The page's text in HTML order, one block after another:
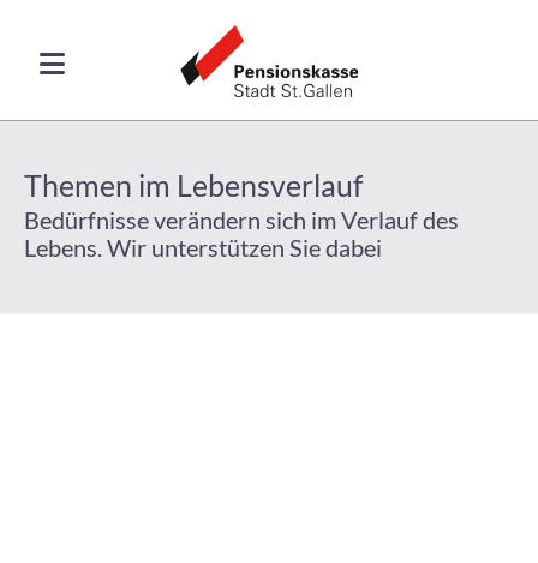
Themen im Lebensverlauf
Bedürfnisse verändern sich im Verlauf des
Lebens. Wir unterstützen Sie dabei